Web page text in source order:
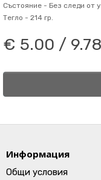
Състояние - Без следи от
Тегло - 214 гр.
€ 5.00 /
Информация
Общи условия